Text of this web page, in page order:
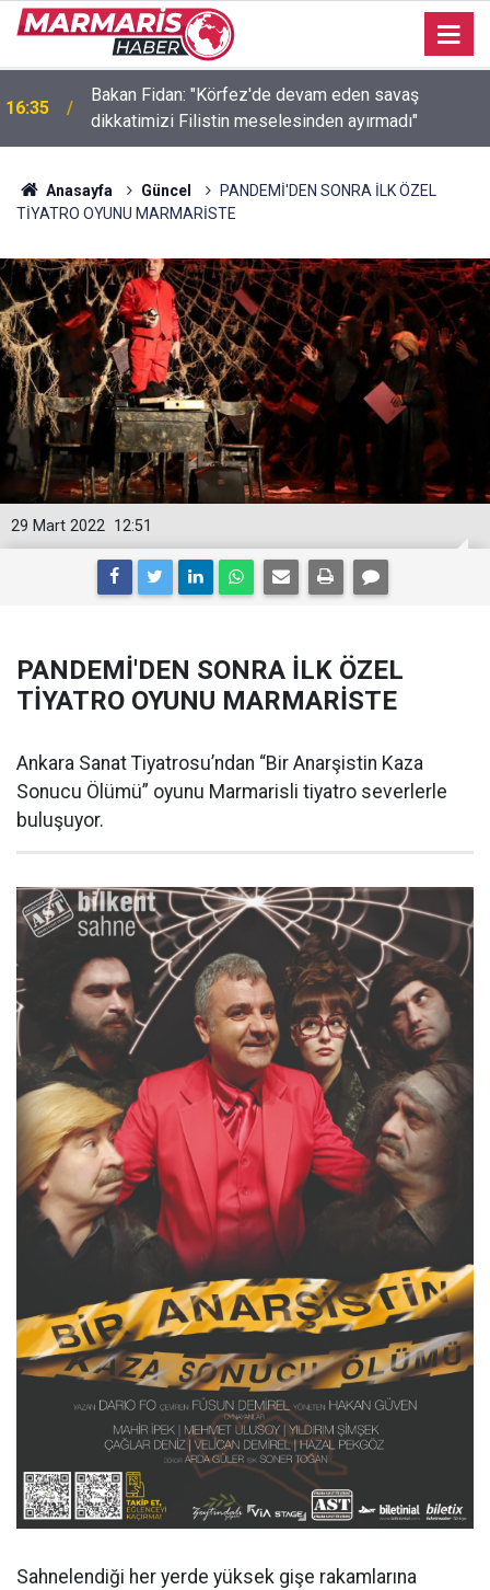
16:35
Bakan Fidan: "Körfez'de devam eden savaş
dikkatimizi Filistin meselesinden ayırmadı"
Anasayfa Güncel
PANDEMİ'DEN SONRA İLK ÖZEL
TİYATRO OYUNU MARMARİSTE
12:51
29 Mart 2022
PANDEMİ'DEN SONRA İLK ÖZEL
TİYATRO OYUNU MARMARİSTE
Ankara Sanat Tiyatrosu’ndan “Bir Anarşistin Kaza
Sonucu Ölümü” oyunu Marmarisli tiyatro severlerle
buluşuyor.
Sahnelendiği her yerde yüksek gişe rakamlarına